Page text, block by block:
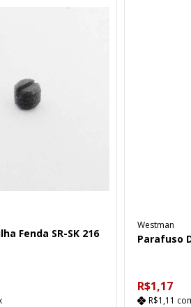
Fenda SR-SK 216
Westman
Parafuso
R$1,17
R$1,11